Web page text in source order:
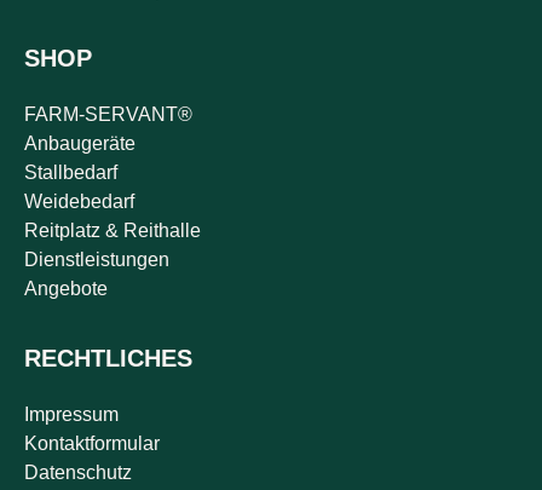
SHOP
FARM-SERVANT®
Anbaugeräte
Stallbedarf
Weidebedarf
Reitplatz & Reithalle
Dienstleistungen
Angebote
RECHTLICHES
Impressum
Kontaktformular
Datenschutz